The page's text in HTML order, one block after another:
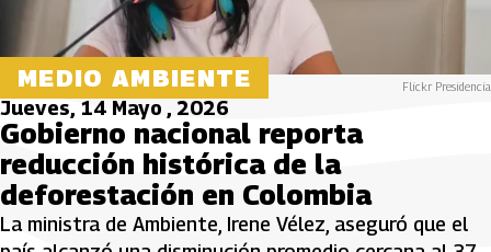
MEDIO AMBIENTE Flickr Presidencia
Jueves, 14 Mayo , 2026
Gobierno nacional reporta
reducción histórica de la
deforestación en Colombia
La ministra de Ambiente, Irene Vélez, aseguró que el